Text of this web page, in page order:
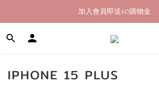
加入會員即送60購物金
加入會員即送60購物金
消費滿400即享超商取貨免運費
IPHONE 15 PLUS